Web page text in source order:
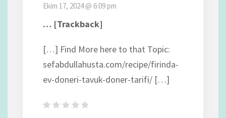
Ekim 17, 2024 @ 6:09 pm
… [Trackback]
[…] Find More here to that Topic:
sefabdullahusta.com/recipe/firinda-
ev-doneri-tavuk-doner-tarifi/ […]